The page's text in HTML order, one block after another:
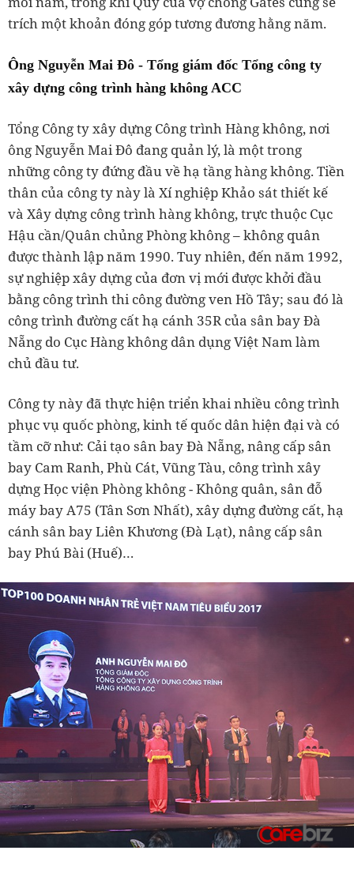
trích một khoản đóng góp tương đương hằng năm.
Ông Nguyễn Mai Đô - Tổng giám đốc Tổng công ty
xây dựng công trình hàng không ACC
Tổng Công ty xây dựng Công trình Hàng không, nơi
ông Nguyễn Mai Đô đang quản lý, là một trong
những công ty đứng đầu về hạ tầng hàng không. Tiền
thân của công ty này là Xí nghiệp Khảo sát thiết kế
và Xây dựng công trình hàng không, trực thuộc Cục
Hậu cần/Quân chủng Phòng không – không quân
được thành lập năm 1990. Tuy nhiên, đến năm 1992,
sự nghiệp xây dựng của đơn vị mới được khởi đầu
bằng công trình thi công đường ven Hồ Tây; sau đó là
công trình đường cất hạ cánh 35R của sân bay Đà
Nẵng do Cục Hàng không dân dụng Việt Nam làm
chủ đầu tư.
Công ty này đã thực hiện triển khai nhiều công trình
phục vụ quốc phòng, kinh tế quốc dân hiện đại và có
tầm cỡ như: Cải tạo sân bay Đà Nẵng, nâng cấp sân
bay Cam Ranh, Phù Cát, Vũng Tàu, công trình xây
dựng Học viện Phòng không - Không quân, sân đỗ
máy bay A75 (Tân Sơn Nhất), xây dựng đường cất, hạ
cánh sân bay Liên Khương (Đà Lạt), nâng cấp sân
bay Phú Bài (Huế)…